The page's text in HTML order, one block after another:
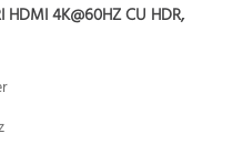
HDMI 4K@60HZ CU HDR,